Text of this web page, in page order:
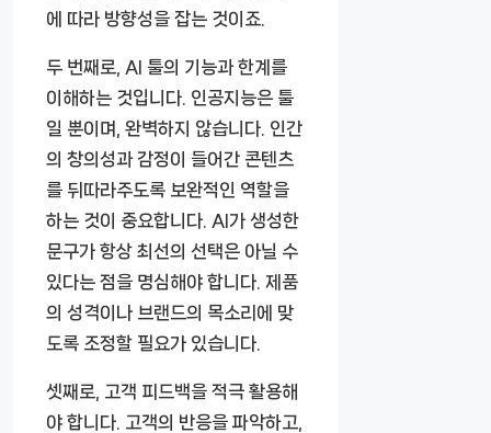
에 따라 방향성을 잡는 것이죠.
두 번째로, AI 툴의 기능과 한계를
이해하는 것입니다. 인공지능은 툴
일 뿐이며, 완벽하지 않습니다. 인간
의 창의성과 감정이 들어간 콘텐츠
를 뒤따라주도록 보완적인 역할을
하는 것이 중요합니다. AI가 생성한
문구가 항상 최선의 선택은 아닐 수
있다는 점을 명심해야 합니다. 제품
의 성격이나 브랜드의 목소리에 맞
도록 조정할 필요가 있습니다.
셋째로, 고객 피드백을 적극 활용해
야 합니다. 고객의 반응을 파악하고,